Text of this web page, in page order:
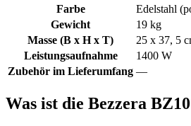
Farbe
Edelstahl
Gewicht
19 kg
Masse (B x H x T)
25 x 37, 5
Leistungsaufnahme
1400 W
Zubehör im Lieferumfang —
Was ist die Bezzera